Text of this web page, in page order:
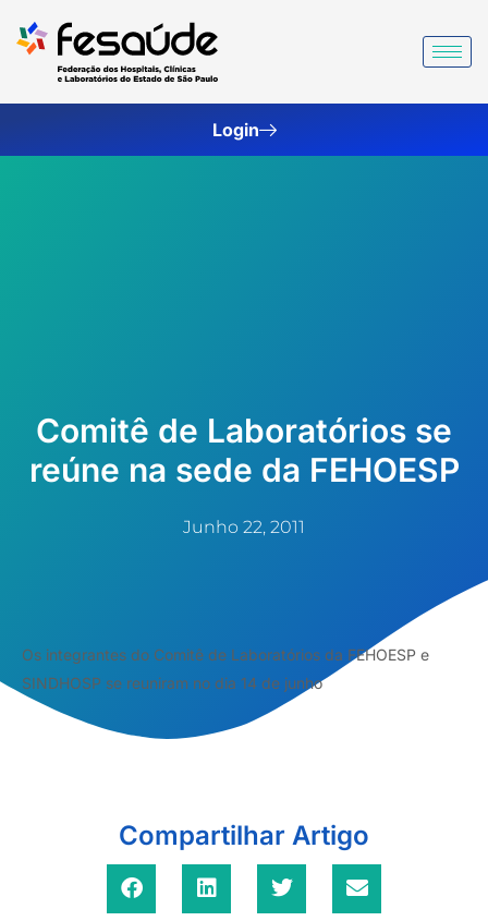
para
Login
Comitê de Laboratórios se
reúne na sede da FEHOESP
Junho 22, 2011
Os integrantes do Comitê de Laboratórios da FEHOESP e
SINDHOSP se reuniram no dia 14 de junho
Compartilhar Artigo